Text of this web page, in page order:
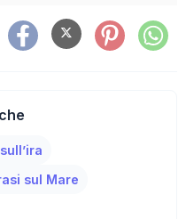
sul Mare